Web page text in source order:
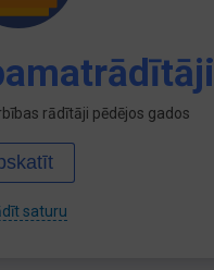
rādītāji pēdējos gados
saturu